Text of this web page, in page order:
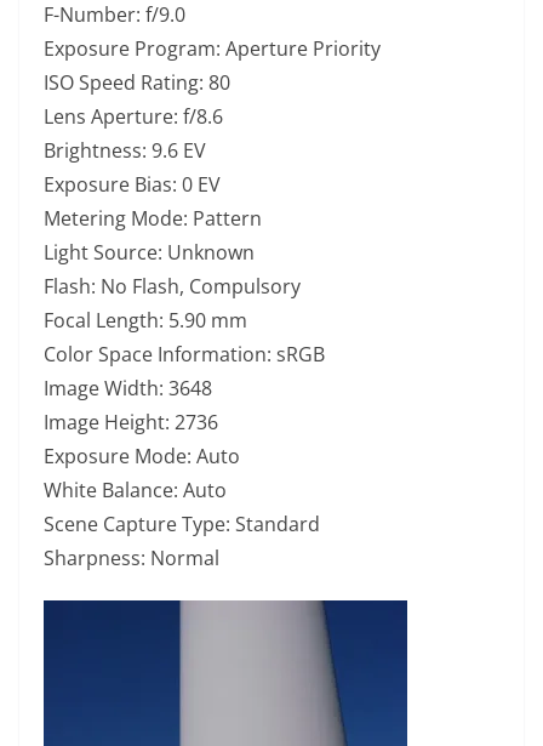
F-Number: f/9.0
Exposure Program: Aperture Priority
ISO Speed Rating: 80
Lens Aperture: f/8.6
Brightness: 9.6 EV
Exposure Bias: 0 EV
Metering Mode: Pattern
Light Source: Unknown
Flash: No Flash, Compulsory
Focal Length: 5.90 mm
Color Space Information: sRGB
Image Width: 3648
Image Height: 2736
Exposure Mode: Auto
White Balance: Auto
Scene Capture Type: Standard
Sharpness: Normal